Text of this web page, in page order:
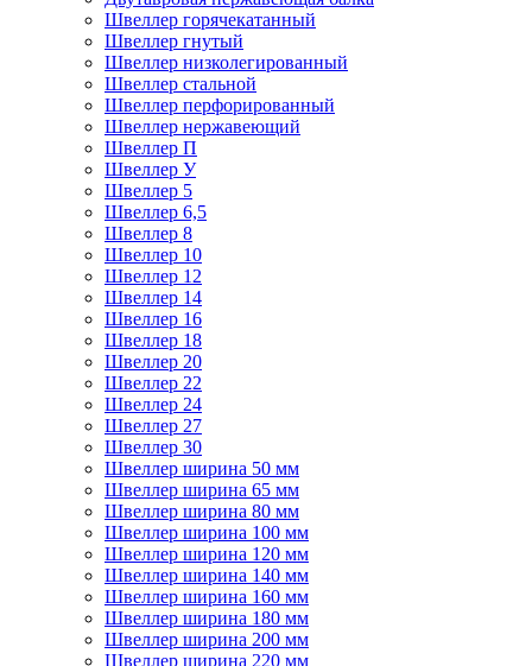
Швеллер горячекатанный
Швеллер гнутый
Швеллер низколегированный
Швеллер стальной
Швеллер перфорированный
Швеллер нержавеющий
Швеллер П
Швеллер У
Швеллер 5
Швеллер 6,5
Швеллер 8
Швеллер 10
Швеллер 12
Швеллер 14
Швеллер 16
Швеллер 18
Швеллер 20
Швеллер 22
Швеллер 24
Швеллер 27
Швеллер 30
Швеллер ширина 50 мм
Швеллер ширина 65 мм
Швеллер ширина 80 мм
Швеллер ширина 100 мм
Швеллер ширина 120 мм
Швеллер ширина 140 мм
Швеллер ширина 160 мм
Швеллер ширина 180 мм
Швеллер ширина 200 мм
Швеллер ширина 220 мм